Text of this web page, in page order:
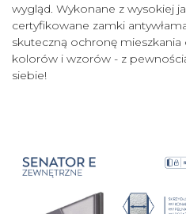
wygląd. Wykonane z wysokiej
certyfikowane zamki
skuteczną ochronę
kolorów i wzorów - z
siebie!